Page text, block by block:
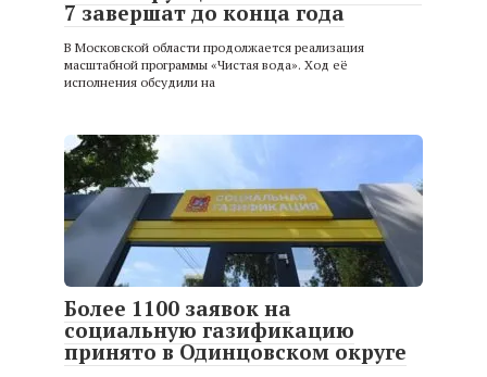
7 завершат до конца года
В Московской области продолжается реализация
масштабной программы «Чистая вода». Ход её
исполнения обсудили на
Более 1100 заявок на
социальную газификацию
принято в Одинцовском округе